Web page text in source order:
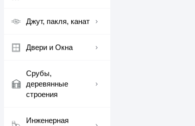
Джут, пакля, канат
Двери и Окна
Срубы,
деревянные
строения
Инженерная